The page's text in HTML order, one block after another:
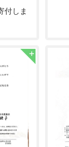
付しま